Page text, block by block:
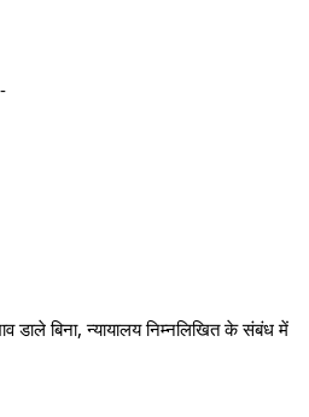
डाले बिना, न्यायालय निम्नलिखित के संबंध में